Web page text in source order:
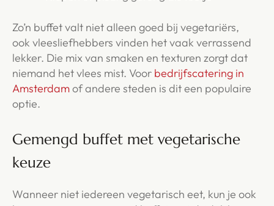
Zo’n buffet valt niet alleen goed bij vegetariërs,
ook vleesliefhebbers vinden het vaak verrassend
lekker. Die mix van smaken en texturen zorgt dat
niemand het vlees mist. Voor bedrijfscatering in
Amsterdamof andere steden is dit een populaire
optie.
Gemengd buffet met vegetarische
keuze
Wanneer niet iedereen vegetarisch eet, kun je ook